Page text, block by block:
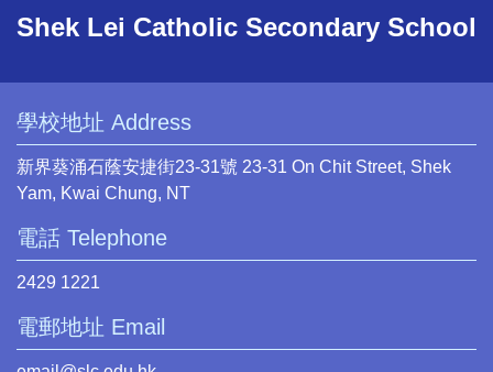
Shek Lei Catholic Secondary School
學校地址 Address
新界葵涌石蔭安捷街23-31號 23-31 On Chit Street, Shek
Yam, Kwai Chung, NT
電話 Telephone
2429 1221
電郵地址 Email